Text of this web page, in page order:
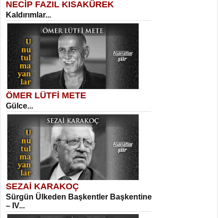
SELAHATTİN YILDIZ
İnsanın Zindanı...
MEHMET TAŞTAN
Vagon’da Bir Şairle...
SITKI CANEY
Oruçla Devrim ve Özgürlüğe…...
Kadir Ünal
Ayağıma Dolanan Yokuş...
Mehmet Çoban
Elmira...
Suavi Kemal Yazgıç
NECİP FAZIL KISAKÜREK
Kaldırımlar...
ÖMER LÜTFİ METE
Gülce...
SEZAİ KARAKOÇ
Sürgün Ülkeden Başkentler Başkentine
– IV...